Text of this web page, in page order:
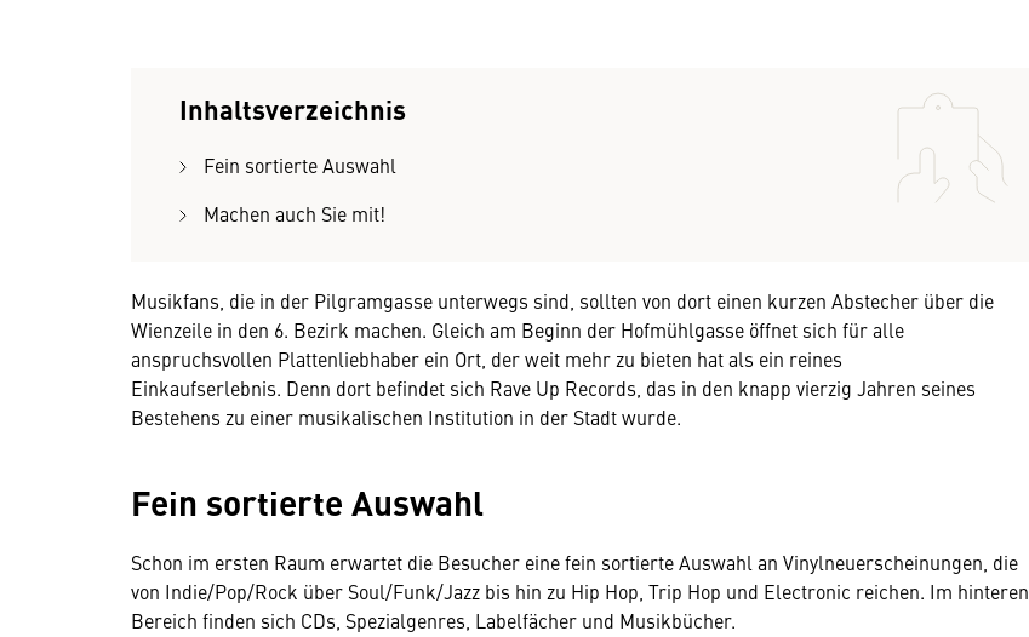
Inhaltsverzeichnis
Fein sortierte Auswahl
Machen auch Sie mit!
Musikfans, die in der Pilgramgasse unterwegs sind, sollten von dort einen kurzen Abstecher über die
Wienzeile in den 6. Bezirk machen. Gleich am Beginn der Hofmühlgasse öffnet sich für alle
anspruchsvollen Plattenliebhaber ein Ort, der weit mehr zu bieten hat als ein reines
Einkaufserlebnis. Denn dort befindet sich Rave Up Records, das in den knapp vierzig Jahren seines
Bestehens zu einer musikalischen Institution in der Stadt wurde.
Fein sortierte Auswahl
Schon im ersten Raum erwartet die Besucher eine fein sortierte Auswahl an Vinylneuerscheinungen, die
von Indie/Pop/Rock über Soul/Funk/Jazz bis hin zu Hip Hop, Trip Hop und Electronic reichen. Im hinteren
Bereich finden sich CDs, Spezialgenres, Labelfächer und Musikbücher.